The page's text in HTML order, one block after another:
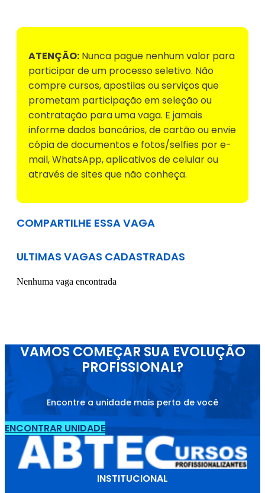
ATENÇÃO: Nunca pague nenhum valor para
participar de um processo seletivo. Não
compre cursos, apostilas ou serviços que
prometam participação em seleção ou
contratação para uma vaga. E jamais
informe dados bancários, de cartão ou envie
cópia de documentos e fotos/selfies por e-
mail, WhatsApp, aplicativos de celular ou
através de sites que não conheça.
COMPARTILHE ESSA VAGA
ULTIMAS VAGAS CADASTRADAS
Nenhuma vaga encontrada
VAMOS COMEÇAR SUA EVOLUÇÃO
PROFISSIONAL?
Encontre a unidade mais perto de você
ENCONTRAR UNIDADE
INSTITUCIONAL